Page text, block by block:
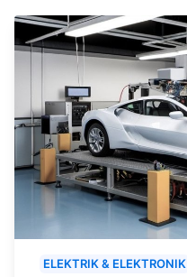
ELEKTRIK & ELEKTRONIK